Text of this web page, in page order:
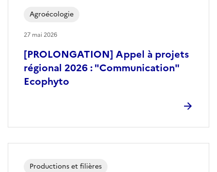
[PROLONGATION] Appel à projets
régional 2026 : "Communication"
Ecophyto
Agroécologie
27 mai 2026
Productions et filières